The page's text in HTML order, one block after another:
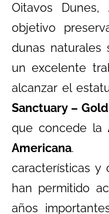
Oitavos Dunes,
objetivo
dunas naturales
un excelente
alcanzar el
Sanctuary – Gold
que concede la
Americana.
características y
han permitido
años